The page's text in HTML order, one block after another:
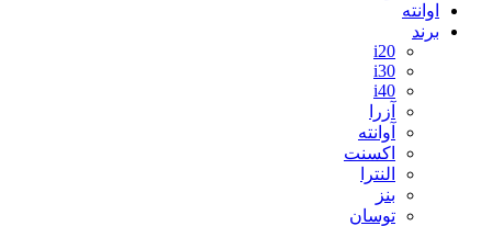
اوانته
برند
i20
i30
i40
آزرا
آوانته
اکسنت
النترا
بنز
توسان